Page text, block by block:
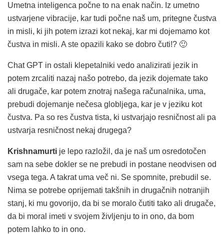
Umetna inteligenca počne to na enak način. Iz umetno
ustvarjene vibracije, kar tudi počne naš um, pritegne čustva
in misli, ki jih potem izrazi kot nekaj, kar mi dojemamo kot
čustva in misli. A ste opazili kako se dobro čuti!? 🙂
Chat GPT in ostali klepetalniki vedo analizirati jezik in
potem zrcaliti nazaj našo potrebo, da jezik dojemate tako
ali drugače, kar potem znotraj našega računalnika, uma,
prebudi dojemanje nečesa globljega, kar je v jeziku kot
čustva. Pa so res čustva tista, ki ustvarjajo resničnost ali pa
ustvarja resničnost nekaj drugega?
Krishnamurti je lepo razložil, da je naš um osredotočen
sam na sebe dokler se ne prebudi in postane neodvisen od
vsega tega. A takrat uma več ni. Se spomnite, prebudil se.
Nima se potrebe oprijemati takšnih in drugačnih notranjih
stanj, ki mu govorijo, da bi se moralo čutiti tako ali drugače,
da bi moral imeti v svojem življenju to in ono, da bom
potem lahko to in ono.